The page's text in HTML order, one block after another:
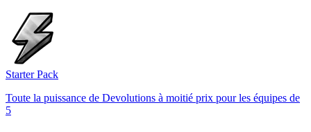
Starter Pack
Toute la puissance de Devolutions à moitié prix pour les équipes de
5